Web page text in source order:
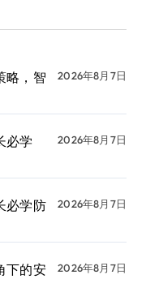
略，智
2026年8月7日
必学
2026年8月7日
必学防
2026年8月7日
下的安
2026年8月7日